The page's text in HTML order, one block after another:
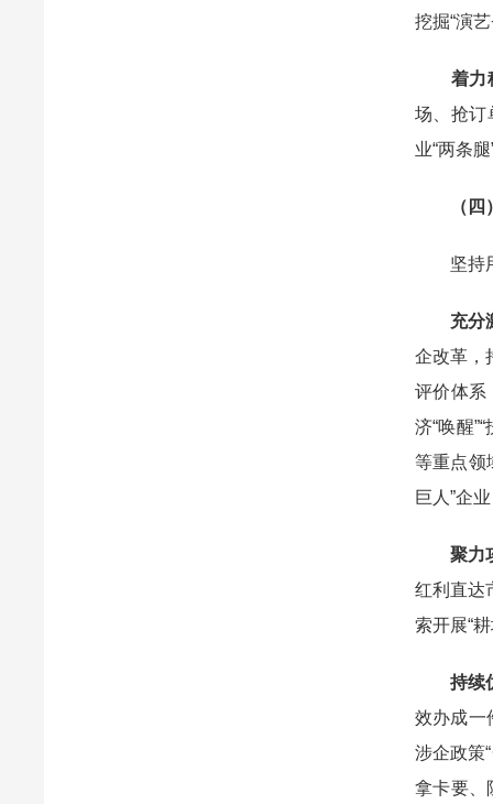
挖掘“演
着力
场、抢订
业“两条
（
坚持用
充分
企改革，
评价体系
济“唤醒
等重点领
巨人”企
聚力
红利直达
索开展“
持续
效办成一
涉企政策
拿卡要、